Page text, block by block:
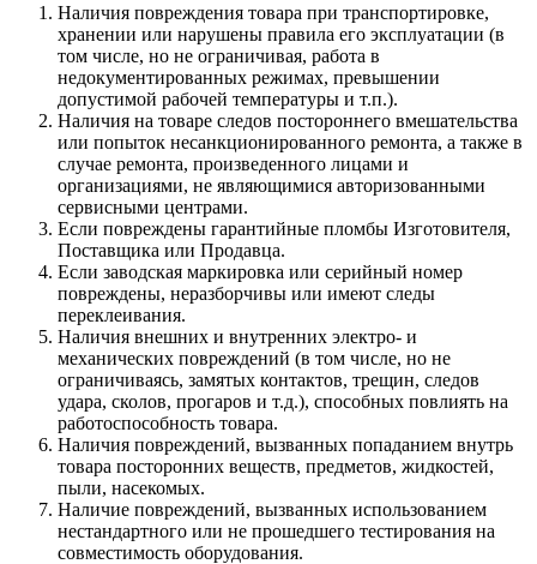
Наличия повреждения товара при транспортировке,
хранении или нарушены правила его эксплуатации (в
том числе, но не ограничивая, работа в
недокументированных режимах, превышении
допустимой рабочей температуры и т.п.).
Наличия на товаре следов постороннего вмешательства
или попыток несанкционированного ремонта, а также в
случае ремонта, произведенного лицами и
организациями, не являющимися авторизованными
сервисными центрами.
Если повреждены гарантийные пломбы Изготовителя,
Поставщика или Продавца.
Если заводская маркировка или серийный номер
повреждены, неразборчивы или имеют следы
переклеивания.
Наличия внешних и внутренних электро- и
механических повреждений (в том числе, но не
ограничиваясь, замятых контактов, трещин, следов
удара, сколов, прогаров и т.д.), способных повлиять на
работоспособность товара.
Наличия повреждений, вызванных попаданием внутрь
товара посторонних веществ, предметов, жидкостей,
пыли, насекомых.
Наличие повреждений, вызванных использованием
нестандартного или не прошедшего тестирования на
совместимость оборудования.